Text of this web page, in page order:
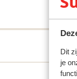
Dit
je